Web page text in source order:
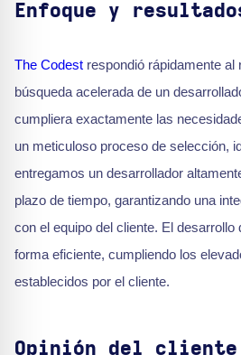
Enfoque y
The Codest respondió rápidamente al
búsqueda acelerada de un
cumpliera exactamente las
un meticuloso proceso de selección,
entregamos un desarrollador
plazo de tiempo, garantizando una
con el equipo del cliente. El desarrollo
forma eficiente, cumpliendo los
establecidos por el cliente.
Opinión del cliente